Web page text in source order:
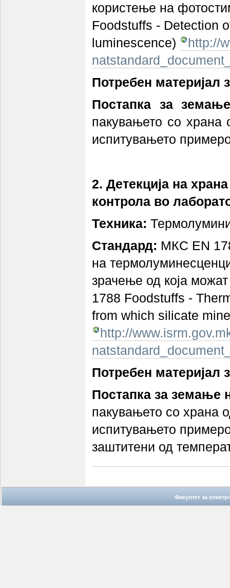
користење на
Foodstuffs - Detection
luminescence)
http://
Потребен материјал
Постапка за
пакувањето со храна
испитувањето
2. Детекција на
контрола во
Техника:
Стандард: МКС EN
на
зрачење од која
1788 Foodstuffs -
from which silicate
http://
Потребен материјал
Постапка за земање
пакувањето со храна
испитувањето
заштитени од
Факултет за